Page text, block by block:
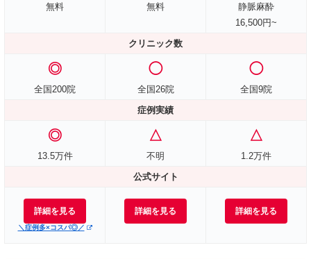
無料
無料
静脈麻酔
16,500円~
クリニック数
◎
全国200院
◯
全国26院
◯
全国9院
症例実績
◎
13.5万件
△
不明
△
1.2万件
公式サイト
詳細を見る
＼症例多×コスパ◎／
詳細を見る 詳細を見る